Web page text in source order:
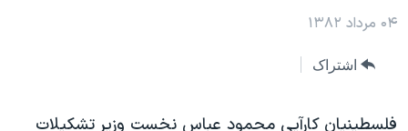
صفحه
جهش
جستجو
جهان
ویژه برنامه‌ها
صفحه‌های ویژه
۲۵۰سالگی آمریکا
۰۴ مرداد ۱۳۸۲
اشتراک
فلسطينيان کارآيی محمود عباس نخست وزير تشکيلات